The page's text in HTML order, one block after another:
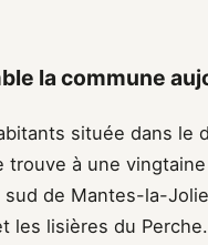
la commune
située dans le
à une
de Mantes-la-
lisières du Perche.